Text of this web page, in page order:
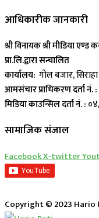
आधिकारीक जानकारी
श्री विनायक श्री मीडिया एण्ड
प्रा.लि.द्वारा सन्चालित
कार्यालय: गोल बजार, सिराहा
आमसंचार प्राधिकरण दर्ता नं. :
मिडिया काउन्सिल दर्ता नं. :
सामाजिक संजाल
FacebookX-twitter
Copyright © 2023 Hario